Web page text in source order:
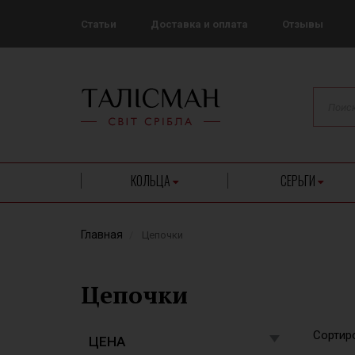
Статьи Доставка и оплата Отзывы
КОЛЬЦА СЕРЬГИ
Главная Цепочки
Цепочки
ЦЕНА